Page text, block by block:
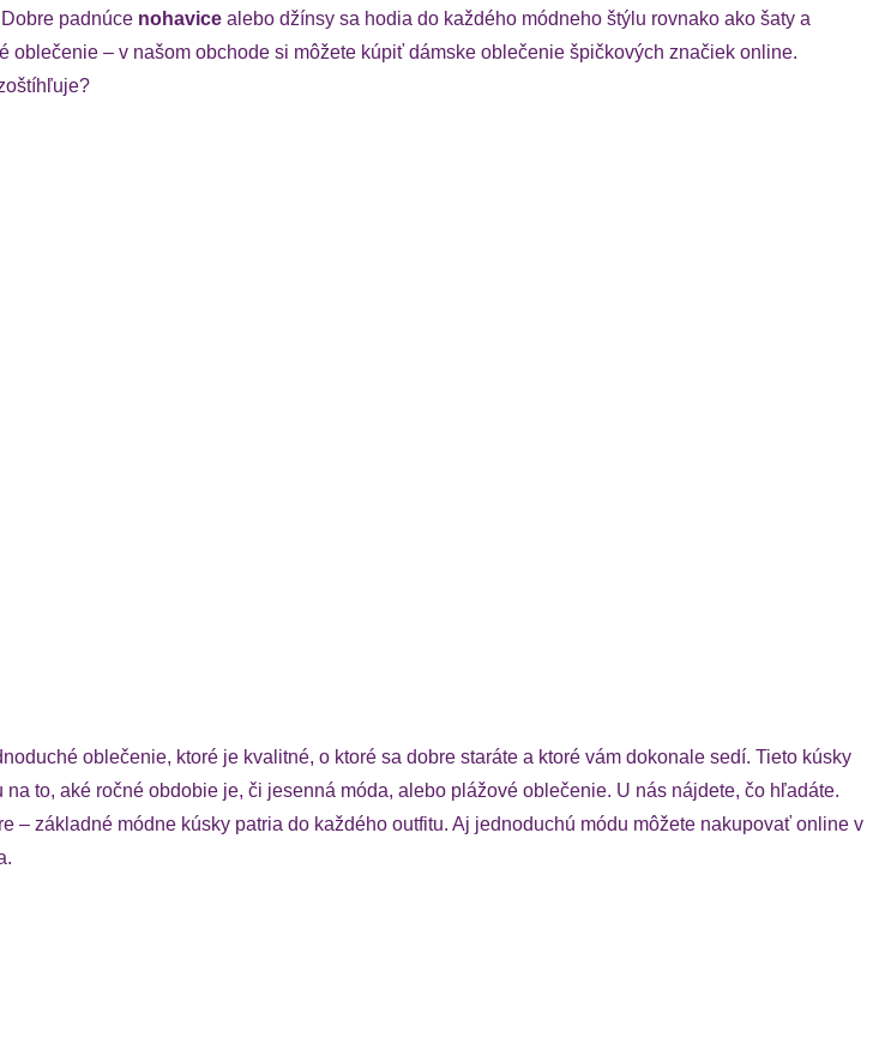
padnúce nohavice alebo džínsy sa hodia do každého módneho štýlu rovnako ako šaty a
– v našom obchode si môžete kúpiť dámske oblečenie špičkových značiek online.
oblečenie, ktoré je kvalitné, o ktoré sa dobre staráte a ktoré vám dokonale sedí. Tieto kúsky
to, aké ročné obdobie je, či jesenná móda, alebo plážové oblečenie. U nás nájdete, čo hľadáte.
– základné módne kúsky patria do každého outfitu. Aj jednoduchú módu môžete nakupovať online v